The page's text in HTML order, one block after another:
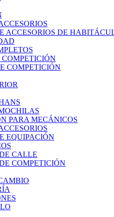
ACCESORIOS DE
COMPETICIÓN
PARA MECÁNICOS
EQUIPACIÓN
CALLE
COMPETICIÓN